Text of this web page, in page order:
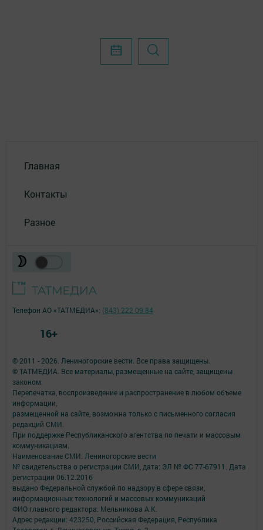
Главная
Контакты
Разное
© 2011 - 2026. Лениногорские вести. Все права защищены.
© ТАТМЕДИА. Все материалы, размещенные на сайте, защищены
законом.
Перепечатка, воспроизведение и распространение в любом объеме
информации,
размещенной на сайте, возможна только с письменного согласия
редакций СМИ.
При поддержке Республиканского агентства по печати и массовым
коммуникациям.
Наименование СМИ: Лениногорские вести
№ свидетельства о регистрации СМИ, дата: ЭЛ № ФС 77-67911. Дата
регистрации 06.12.2016
выдано Федеральной службой по надзору в сфере связи,
информационных технологий и массовых коммуникаций
ФИО главного редактора: Мельникова А.К.
Адрес редакции: 423250, Российская Федерация, Республика
Телефон АО «ТАТМЕДИА»: (843) 222 09 84
16+